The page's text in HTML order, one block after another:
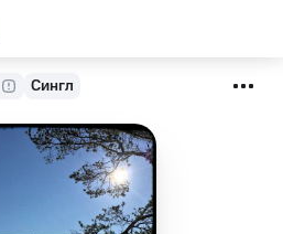
Сингл